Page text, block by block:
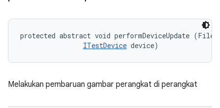
protected abstract void performDeviceUpdate (File
ITestDevice device)
Melakukan pembaruan gambar perangkat di perangkat